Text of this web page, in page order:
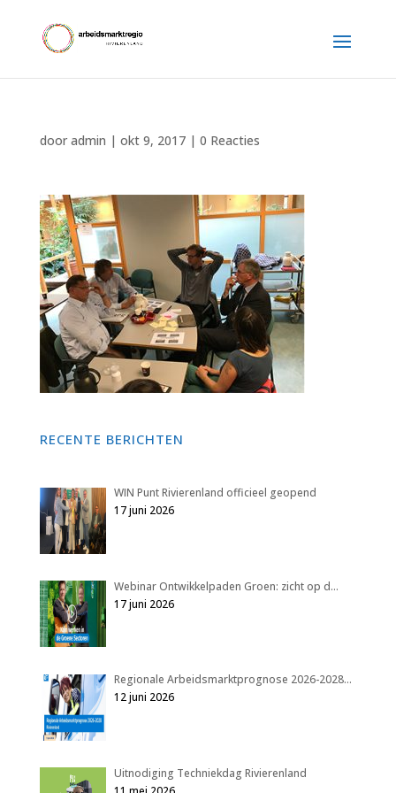
door admin | okt 9, 2017| 0 Reacties
RECENTE BERICHTEN
WIN Punt Rivierenland officieel geopend
17 juni 2026
Webinar Ontwikkelpaden Groen: zicht op d…
17 juni 2026
Regionale Arbeidsmarktprognose 2026-2028…
12 juni 2026
Uitnodiging Techniekdag Rivierenland